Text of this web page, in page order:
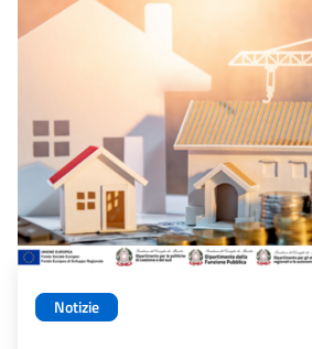
Notizie